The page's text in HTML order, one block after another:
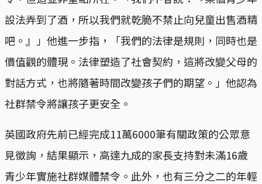
設法弄到了酒，所以我們就乾脆不禁止向兒童出售酒精
吧。』」他進一步指，「我們的法律是規則，同時也是
價值觀的體現。法律塑造了社會契約，這將改變父母的
對話方式，也將隨著時間改變孩子們的期望。」他認為
社群禁令將讓孩子更安全。
英國政府先前已經完成11萬6000筆有關政策的公眾意
見徵詢，結果顯示，高達九成的家長支持對未滿16歲
青少年實施社群媒體禁令。此外，也有三分之二的年輕